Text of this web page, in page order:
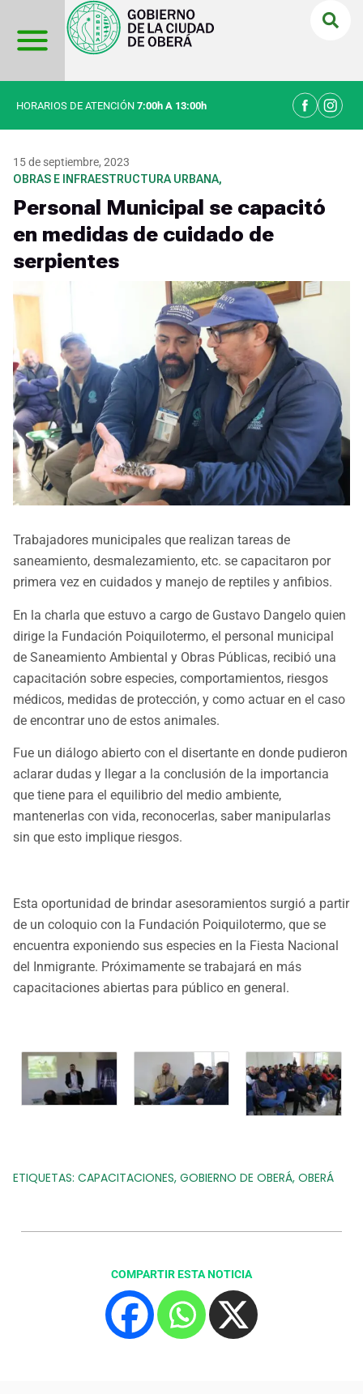
contenido
HORARIOS DE ATENCIÓN 7:00h A 13:00h
15 de septiembre, 2023
OBRAS E INFRAESTRUCTURA URBANA,
Personal Municipal se capacitó
en medidas de cuidado de
serpientes
Trabajadores municipales que realizan tareas de
saneamiento, desmalezamiento, etc. se capacitaron por
primera vez en cuidados y manejo de reptiles y anfibios.
En la charla que estuvo a cargo de Gustavo Dangelo quien
dirige la Fundación Poiquilotermo, el personal municipal
de Saneamiento Ambiental y Obras Públicas, recibió una
capacitación sobre especies, comportamientos, riesgos
médicos, medidas de protección, y como actuar en el caso
de encontrar uno de estos animales.
Fue un diálogo abierto con el disertante en donde pudieron
aclarar dudas y llegar a la conclusión de la importancia
que tiene para el equilibrio del medio ambiente,
mantenerlas con vida, reconocerlas, saber manipularlas
sin que esto implique riesgos.
Esta oportunidad de brindar asesoramientos surgió a partir
de un coloquio con la Fundación Poiquilotermo, que se
encuentra exponiendo sus especies en la Fiesta Nacional
del Inmigrante. Próximamente se trabajará en más
capacitaciones abiertas para público en general.
ETIQUETAS: CAPACITACIONES, GOBIERNO DE OBERÁ, OBERÁ
COMPARTIR ESTA NOTICIA